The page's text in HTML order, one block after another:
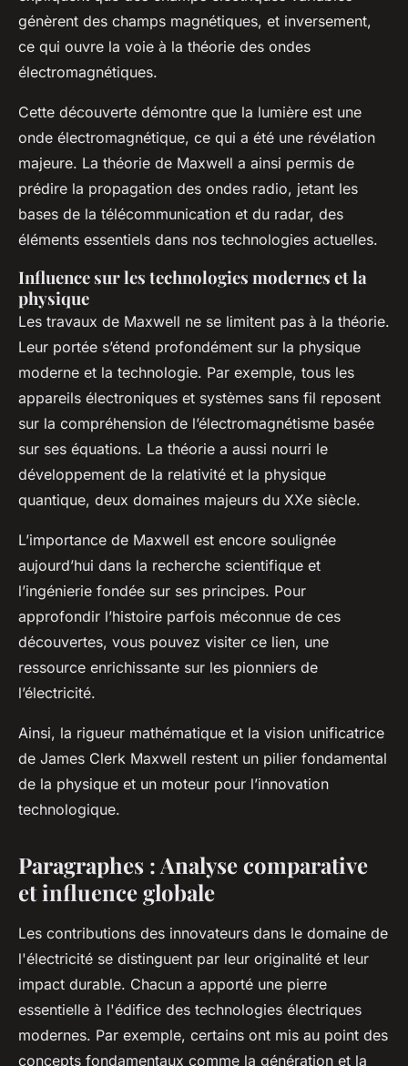
génèrent des champs magnétiques, et inversement,
ce qui ouvre la voie à la théorie des ondes
électromagnétiques.
Cette découverte démontre que la lumière est une
onde électromagnétique, ce qui a été une révélation
majeure. La théorie de Maxwell a ainsi permis de
prédire la propagation des ondes radio, jetant les
bases de la télécommunication et du radar, des
éléments essentiels dans nos technologies actuelles.
Influence sur les technologies modernes et la
physique
Les travaux de Maxwell ne se limitent pas à la théorie.
Leur portée s’étend profondément sur la physique
moderne et la technologie. Par exemple, tous les
appareils électroniques et systèmes sans fil reposent
sur la compréhension de l’électromagnétisme basée
sur ses équations. La théorie a aussi nourri le
développement de la relativité et la physique
quantique, deux domaines majeurs du XXe siècle.
L’importance de Maxwell est encore soulignée
aujourd’hui dans la recherche scientifique et
l’ingénierie fondée sur ses principes. Pour
approfondir l’histoire parfois méconnue de ces
découvertes, vous pouvez visiter ce lien, une
ressource enrichissante sur les pionniers de
l’électricité.
Ainsi, la rigueur mathématique et la vision unificatrice
de James Clerk Maxwell restent un pilier fondamental
de la physique et un moteur pour l’innovation
technologique.
Paragraphes : Analyse comparative
et influence globale
Les contributions des innovateurs dans le domaine de
l'électricité se distinguent par leur originalité et leur
impact durable. Chacun a apporté une pierre
essentielle à l'édifice des technologies électriques
modernes. Par exemple, certains ont mis au point des
concepts fondamentaux comme la génération et la